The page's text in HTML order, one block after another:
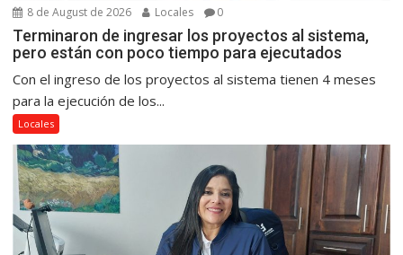
8 de August de 2026 Locales 0
Terminaron de ingresar los proyectos al sistema,
pero están con poco tiempo para ejecutados
Con el ingreso de los proyectos al sistema tienen 4 meses
para la ejecución de los...
Locales